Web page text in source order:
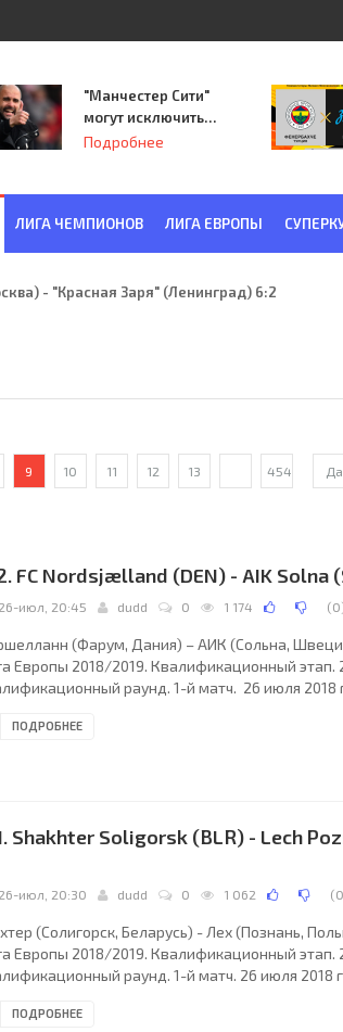
"Манчестер Сити"
могут исключить
из Лиги
Подробнее
ЛИГА ЧЕМПИОНОВ ЛИГА ЕВРОПЫ
- "Красная Заря" (Ленинград) 6:2
9 10 11 12 13 454
FC Nordsjælland (DEN) - AIK Solna
26-июл, 20:45 dudd 0 1 174 (0
(Фарум, Дания) – АИК (Сольна,
Европы 2018/2019. Квалификационный этап.
раунд. 1-й матч. 26 июля 2018
Ту Дрим Парк. 3474 зрителя (35 % при
ПОДРОБНЕЕ
Shakhter Soligorsk (BLR) - Lech
26-июл, 20:30 dudd 0 1 062 (0
(Солигорск, Беларусь) - Лех (Познань,
Европы 2018/2019. Квалификационный этап.
раунд. 1-й матч. 26 июля 2018
3700 зрителей (88 % при вместимости
ПОДРОБНЕЕ